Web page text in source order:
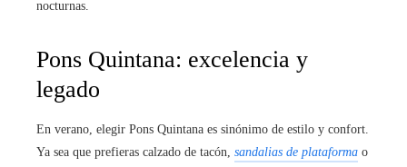
nocturnas.
Pons Quintana: excelencia y
legado
En verano, elegir Pons Quintana es sinónimo de estilo y confort.
Ya sea que prefieras calzado de tacón, sandalias de plataforma o